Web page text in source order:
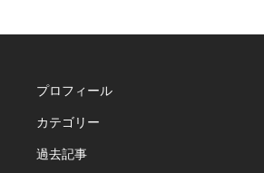
プロフィール
カテゴリー
過去記事